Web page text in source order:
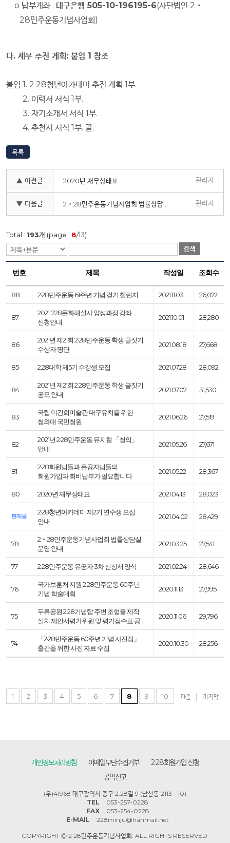
o 납부계좌 : 대구은행 505-10-196195-6(사단법인 2 ‧
28민주운동기념사업회 )
다. 세부 추진 계획: 붙임 1 참조
붙임 1. 2·28청년아카데미 추진 계획 1부.
2. 이력서 서식 1부.
3. 자기소개서 서식 1부.
4. 추천서 서식 1부. 끝.
목록
▲ 이전글 2020년 재무상태표 관리자
▼ 다음글 관리자
Total : 193개 (page : 8/13)
검색
번호 제목 작성일 조회수
88 2·28민주운동 61주년 기념 걷기 챌린지 2021.11.03 26,077
87
2021. 228문화해설사 양성과정 강좌
신청안내
2021.10.01 28,280
86
2021년 제21회 2·28민주운동 학생 글짓기
수상자 명단
2021.08.18 27,668
85 2.28대학 제5기 수강생 모집 2021.07.28 28,092
84
2021년 제21회 2·28민주운동 학생 글짓기
공모 안내
2021.07.07 31,530
83
국립 이건희미술관 대구유치를 위한
청와대 국민청원
2021.06.26 27,519
82
2021년 2·28민주운동 뮤지컬 「청의」
안내
2021.05.26 27,671
81
2·28회원님들과 유공자님들의
회원가입과 회비납부가 필요합니다
2021.05.22 28,367
80 2020년 재무상태표 2021.04.13 28,023
현재글
2·28청년아카데미 제2기 연수생 모집
안내
2021.04.02 28,429
78
2‧28민주운동기념사업회 법률상담실
운영 안내
2021.03.25 27,541
77 2·28민주운동 유공자 3차 신청서 양식 2021.02.24 28,646
76
국가보훈처 지원 2·28민주운동 60주년
기념 학술대회
2020.11.13 27,995
75
두류공원 2·28기념탑 주변 조형물 제작·
설치 제안서평가위원 및 평가점수표 공…
2020.11.06 29,796
74
「2·28민주운동 60주년 기념 사진집」
출간을 위한 사진 자료 수집
2020.10.30 28,256
1 2 3 4 5 6 7 8 9 10 다음 마지막
개인정보처리방침 이메일무단수집거부
2·28회원가입 신청
공익신고
(우)41968 대구광역시 중구 2.28길 9 (남산동 2113 - 10)
TEL
053-257-0228
FAX
053-254-0228
E-MAIL
228minju@hanmail.net
COPYRIGHT Ⓒ 2·28민주운동기념사업회. ALL RIGHTS RESERVED.